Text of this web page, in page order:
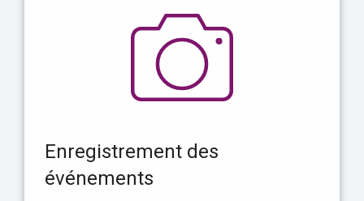
Enregistrement des
événements